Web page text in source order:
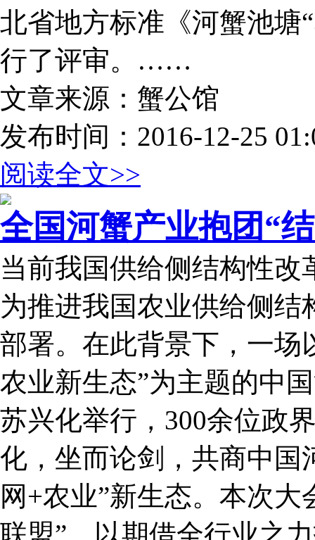
北省地方标准《河蟹池塘
行了评审。……
文章来源：蟹公馆
发布时间：2016-12-25
阅读全文>>
全国河蟹产业抱团“
当前我国供给侧结构性改
为推进我国农业供给侧
部署。在此背景下，一场
农业新生态”为主题的中
苏兴化举行，300余位政
化，坐而论剑，共商中国
网+农业”新生态。本次